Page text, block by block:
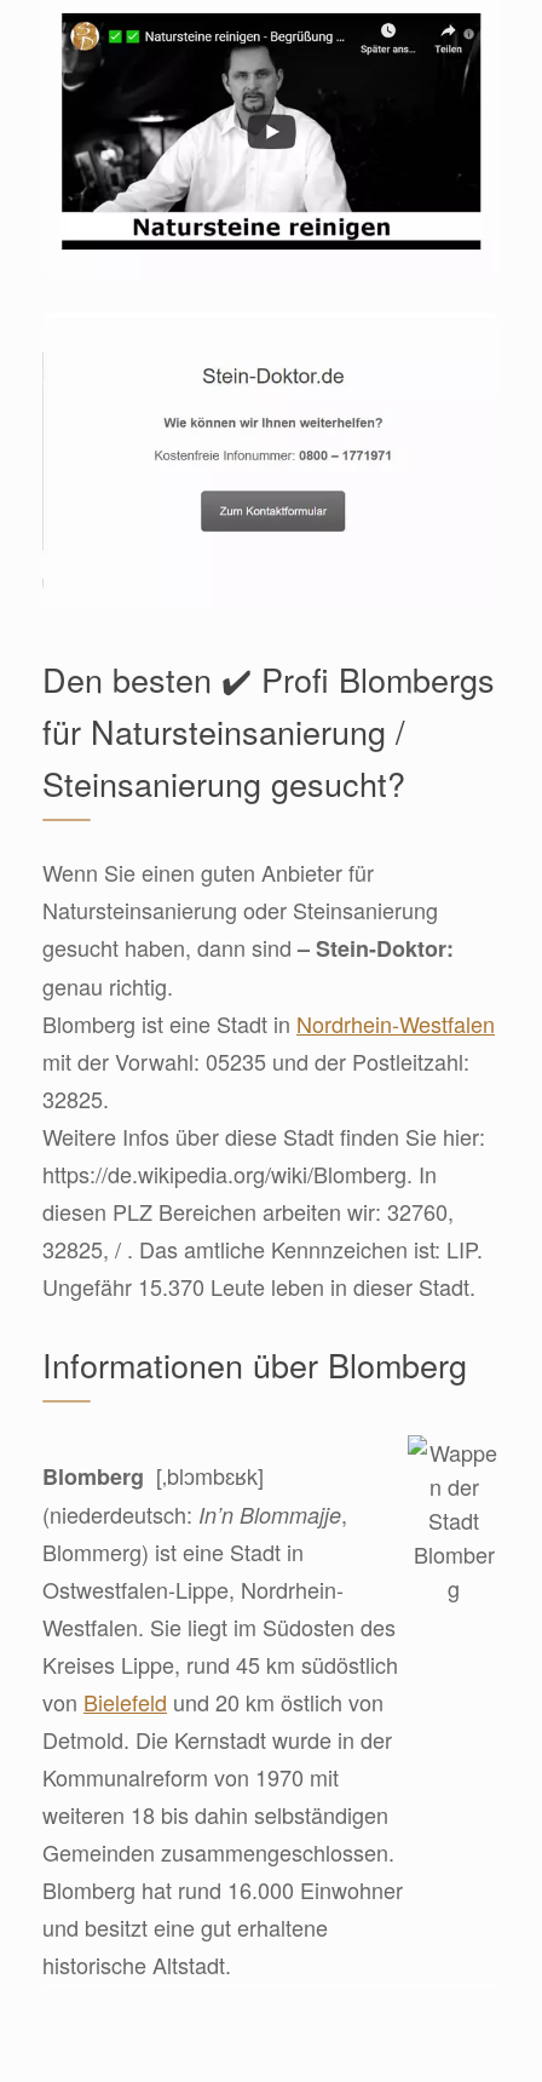
Den besten ✔️ Profi Blombergs
für Natursteinsanierung /
Steinsanierung gesucht?
Wenn Sie einen guten Anbieter für
Natursteinsanierung oder Steinsanierung
gesucht haben, dann sind– Stein-Doktor:
genau richtig.
Blomberg ist eine Stadt in Nordrhein-Westfalen
mit der Vorwahl: 05235 und der Postleitzahl:
32825.
Weitere Infos über diese Stadt finden Sie hier:
https://de.wikipedia.org/wiki/Blomberg. In
diesen PLZ Bereichen arbeiten wir: 32760,
32825, / . Das amtliche Kennnzeichen ist: LIP.
Ungefähr 15.370 Leute leben in dieser Stadt.
Informationen über Blomberg
Blomberg [‚blɔmbɛʁk]
(niederdeutsch: In’n Blommajje,
Blommerg) ist eine Stadt in
Ostwestfalen-Lippe, Nordrhein-
Westfalen. Sie liegt im Südosten des
Kreises Lippe, rund 45 km südöstlich
von Bielefeld und 20 km östlich von
Detmold. Die Kernstadt wurde in der
Kommunalreform von 1970 mit
weiteren 18 bis dahin selbständigen
Gemeinden zusammengeschlossen.
Blomberg hat rund 16.000 Einwohner
und besitzt eine gut erhaltene
historische Altstadt.